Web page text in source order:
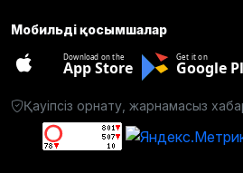
Мобильді қосымшалар
Download on the
App Store
Get it on
Google
Қауіпсіз орнату, жарнамасыз